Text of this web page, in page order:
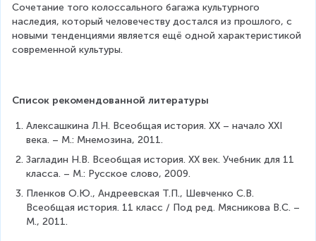
Сочетание того колоссального багажа культурного
наследия, который человечеству достался из прошлого, с
новыми тенденциями является ещё одной характеристикой
современной культуры.
Список рекомендованной литературы
Алексашкина Л.Н. Всеобщая история. ХХ – начало XXI
века. – М.: Мнемозина, 2011.
Загладин Н.В. Всеобщая история. XX век. Учебник для 11
класса. – М.: Русское слово, 2009.
Пленков О.Ю., Андреевская Т.П., Шевченко С.В.
Всеобщая история. 11 класс / Под ред. Мясникова В.С. –
М., 2011.